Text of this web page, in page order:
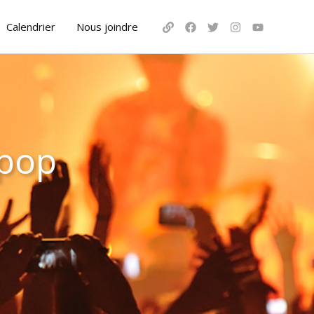
Calendrier Nous joindre